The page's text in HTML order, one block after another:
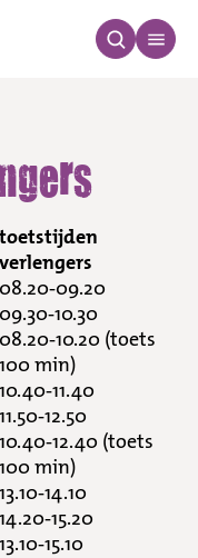
toetstijden
verlengers
08.20-09.20
09.30-10.30
08.20-10.20 (toets
100 min)
10.40-11.40
11.50-12.50
10.40-12.40 (toets
100 min)
13.10-14.10
14.20-15.20
13.10-15.10